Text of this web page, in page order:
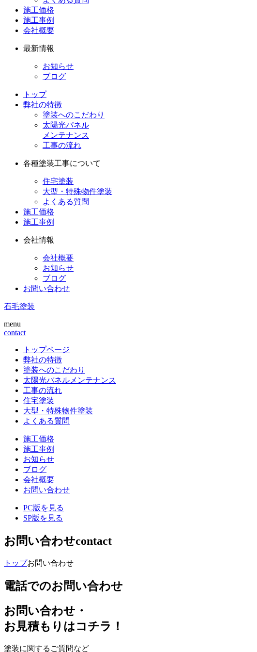
施工価格
施工事例
会社概要
最新情報
お知らせ
ブログ
トップ
弊社の特徴
塗装へのこだわり
太陽光パネル
メンテナンス
工事の流れ
各種塗装工事について
住宅塗装
大型・特殊物件塗装
よくある質問
施工価格
施工事例
会社情報
会社概要
お知らせ
ブログ
お問い合わせ
石毛塗装
menu
contact
トップページ
弊社の特徴
塗装へのこだわり
太陽光パネルメンテナンス
工事の流れ
住宅塗装
大型・特殊物件塗装
よくある質問
施工価格
施工事例
お知らせ
ブログ
会社概要
お問い合わせ
PC版を見る
SP版を見る
お問い合わせcontact
トップお問い合わせ
電話でのお問い合わせ
お問い合わせ ・
お⾒積もりはコチラ！
塗装に関するご質問など